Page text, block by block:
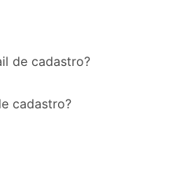
de cadastro?
cadastro?